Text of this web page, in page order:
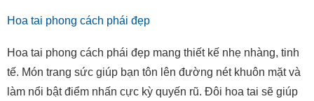
Hoa tai phong cách phái đẹp
Hoa tai phong cách phái đẹp mang thiết kế nhẹ nhàng, tinh
tế. Món trang sức giúp bạn tôn lên đường nét khuôn mặt và
làm nổi bật điểm nhấn cực kỳ quyến rũ. Đôi hoa tai sẽ giúp